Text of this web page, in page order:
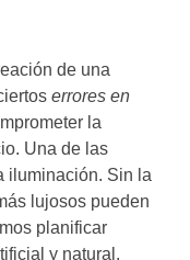
de una
errores en
la
Una de las
iluminación. Sin la
lujosos pueden
planificar
y natural.